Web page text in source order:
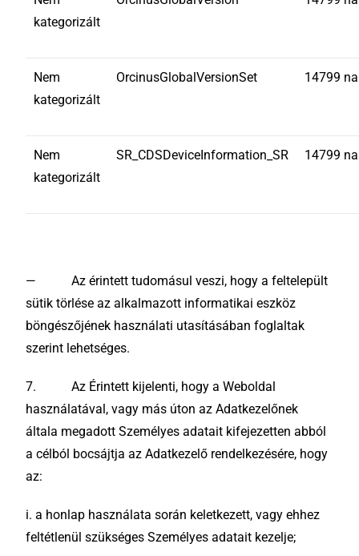
kategorizált
Nem
kategorizált
OrcinusGlobalVersionSet 14799
Nem
kategorizált
SR_CDSDeviceInformation_SR 14799
— Az érintett tudomásul veszi, hogy a feltelepült
sütik törlése az alkalmazott informatikai eszköz
böngészőjének használati utasításában foglaltak
szerint lehetséges.
7. Az Érintett kijelenti, hogy a Weboldal
használatával, vagy más úton az Adatkezelőnek
általa megadott Személyes adatait kifejezetten abból
a célból bocsájtja az Adatkezelő rendelkezésére, hogy
az:
i. a honlap használata során keletkezett, vagy ehhez
feltétlenül szükséges Személyes adatait kezelje;